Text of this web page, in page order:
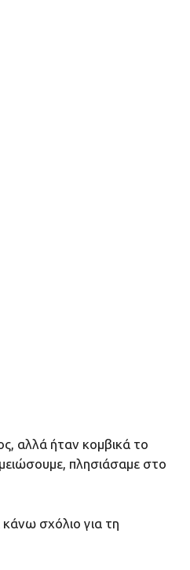
αλλά ήταν κομβικά το
πλησιάσαμε στο
σχόλιο για τη